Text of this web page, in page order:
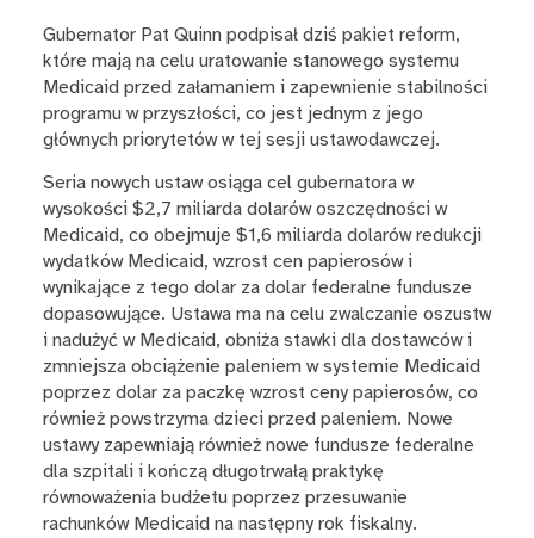
Gubernator Pat Quinn podpisał dziś pakiet reform,
które mają na celu uratowanie stanowego systemu
Medicaid przed załamaniem i zapewnienie stabilności
programu w przyszłości, co jest jednym z jego
głównych priorytetów w tej sesji ustawodawczej.
Seria nowych ustaw osiąga cel gubernatora w
wysokości $2,7 miliarda dolarów oszczędności w
Medicaid, co obejmuje $1,6 miliarda dolarów redukcji
wydatków Medicaid, wzrost cen papierosów i
wynikające z tego dolar za dolar federalne fundusze
dopasowujące. Ustawa ma na celu zwalczanie oszustw
i nadużyć w Medicaid, obniża stawki dla dostawców i
zmniejsza obciążenie paleniem w systemie Medicaid
poprzez dolar za paczkę wzrost ceny papierosów, co
również powstrzyma dzieci przed paleniem. Nowe
ustawy zapewniają również nowe fundusze federalne
dla szpitali i kończą długotrwałą praktykę
równoważenia budżetu poprzez przesuwanie
rachunków Medicaid na następny rok fiskalny.